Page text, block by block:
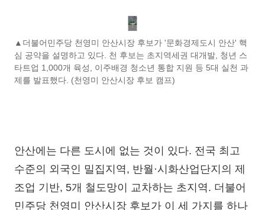
▲더불어민주당 천영미 안산시장 후보가 '문화경제도시 안산' 핵
심 공약을 설명하고 있다. 천 후보는 초지역세권 대개발, 청년 스
타트업 1,000개 육성, 이주배경 청소년 통합 지원 등 5대 실천 과
제를 발표했다. (천영미 안산시장 후보 캠프)
안산에는 다른 도시에 없는 것이 있다. 전국 최고
수준의 외국인 밀집지역, 반월·시화산업단지의 제
조업 기반, 5개 철도망이 교차하는 초지역. 더불어
민주당 천영미 안산시장 후보가 이 세 가지를 하나